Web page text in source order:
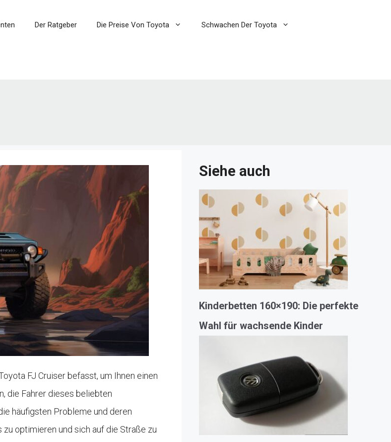
Der Ratgeber Die Preise Von Toyota Schwachen Der Toyota
FJ Cruiser befasst, um Ihnen einen
die Fahrer dieses beliebten
häufigsten Probleme und deren
optimieren und sich auf die Straße zu
Siehe auch
Kinderbetten 160×190: Die perfekte
Wahl für wachsende Kinder